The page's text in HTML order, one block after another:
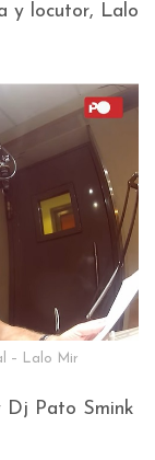
y locutor, Lalo
– Lalo Mir
Pato Smink